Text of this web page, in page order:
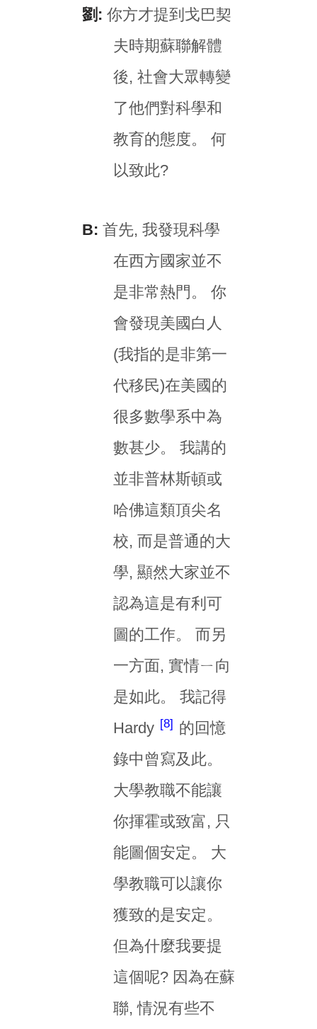
劉: 你方才提到戈巴契
夫時期蘇聯解體
後, 社會大眾轉變
了他們對科學和
教育的態度。 何
以致此?
B: 首先, 我發現科學
在西方國家並不
是非常熱門。 你
會發現美國白人
(我指的是非第一
代移民)在美國的
很多數學系中為
數甚少。 我講的
並非普林斯頓或
哈佛這類頂尖名
校, 而是普通的大
學, 顯然大家並不
認為這是有利可
圖的工作。 而另
一方面, 實情ㄧ向
是如此。 我記得
Hardy
8
的回憶
錄中曾寫及此。
大學教職不能讓
你揮霍或致富, 只
能圖個安定。 大
學教職可以讓你
獲致的是安定。
但為什麼我要提
這個呢? 因為在蘇
聯, 情況有些不